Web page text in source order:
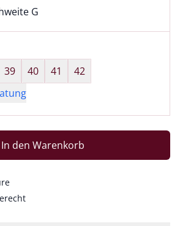
die Passform Schuhweite G. für
G
39 40 41
42
In den Warenkorb